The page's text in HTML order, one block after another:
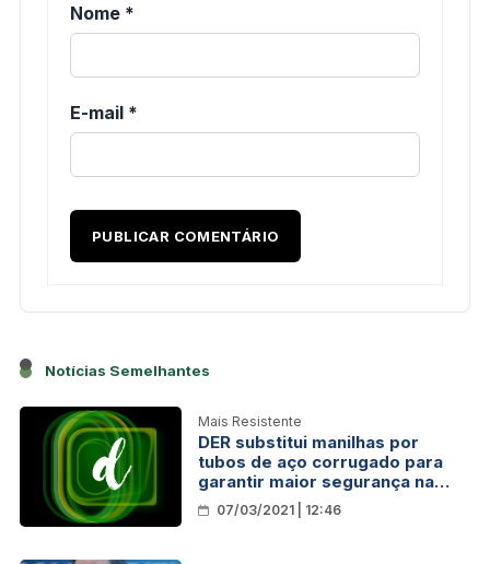
Nome *
E-mail *
Notícias Semelhantes
Mais Resistente
DER substitui manilhas por
tubos de aço corrugado para
garantir maior segurança na
trafegabilidade em rodovias de
Rondônia
07/03/2021 | 12:46